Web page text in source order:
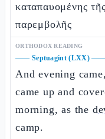
καταπαυομένης
παρεμβολῆς
ORTHODOX READING
—— Septuagint (LXX)——
And evening
came up and
morning, as the
camp.